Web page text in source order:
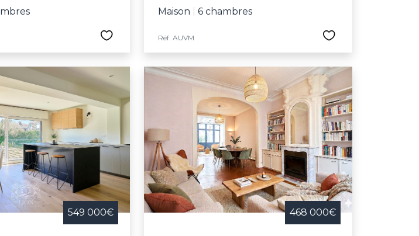
Maison 6 chambres
Réf. AUVM
549 000€ 468 000€